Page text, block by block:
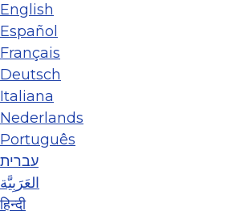
English
Español
Français
Deutsch
Italiana
Nederlands
Português
עברית
العَرَبِيَّة
हिन्दी